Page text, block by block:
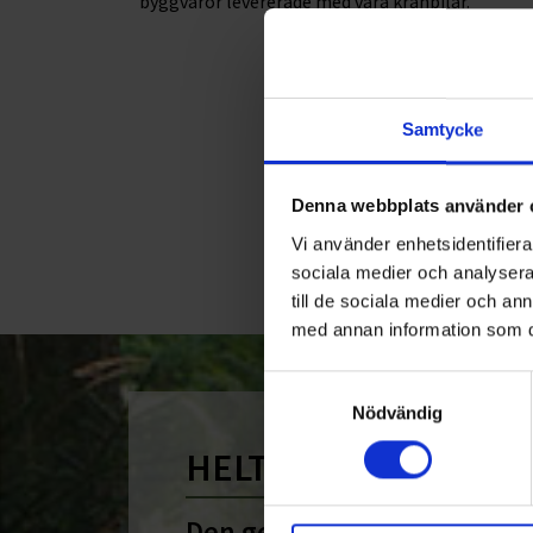
Samtycke
Denna webbplats använder
Vi använder
sociala medier och
till de sociala medier och
med annan information som
Nödvändig
<
HELT ENKELT